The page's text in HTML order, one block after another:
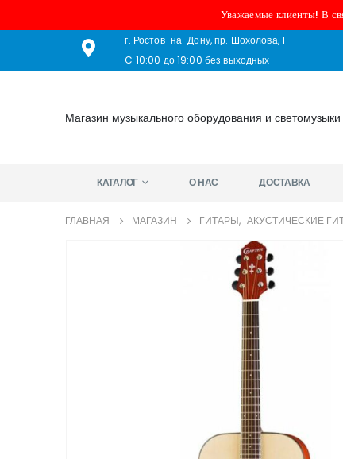
Уважаемые клиенты! В
г. Ростов-на-Дону, пр. Шохолова, 1
C 10:00 до 19:00 без выходных
Магазин музыкального оборудования и светомузыки
КАТАЛОГ О НАС ДОСТАВКА
ГЛАВНАЯ МАГАЗИН ГИТАРЫ, АКУСТИЧЕСКИЕ